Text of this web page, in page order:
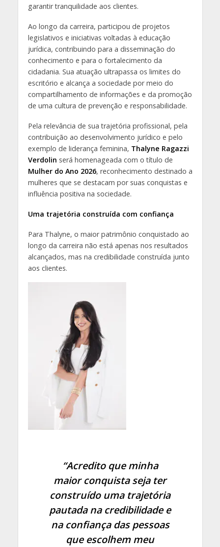
garantir tranquilidade aos clientes.
Ao longo da carreira, participou de projetos
legislativos e iniciativas voltadas à educação
jurídica, contribuindo para a disseminação do
conhecimento e para o fortalecimento da
cidadania. Sua atuação ultrapassa os limites do
escritório e alcança a sociedade por meio do
compartilhamento de informações e da promoção
de uma cultura de prevenção e responsabilidade.
Pela relevância de sua trajetória profissional, pela
contribuição ao desenvolvimento jurídico e pelo
exemplo de liderança feminina, Thalyne Ragazzi
Verdolin será homenageada com o título de
Mulher do Ano 2026, reconhecimento destinado a
mulheres que se destacam por suas conquistas e
influência positiva na sociedade.
Uma trajetória construída com confiança
Para Thalyne, o maior patrimônio conquistado ao
longo da carreira não está apenas nos resultados
alcançados, mas na credibilidade construída junto
aos clientes.
“Acredito que minha
maior conquista seja ter
construído uma trajetória
pautada na credibilidade e
na confiança das pessoas
que escolhem meu